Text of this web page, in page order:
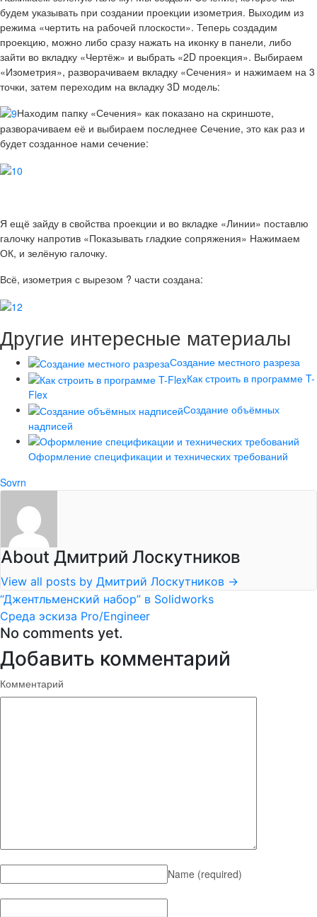
будем указывать при создании проекции изометрия. Выходим из
режима «чертить на рабочей плоскости». Теперь создадим
проекцию, можно либо сразу нажать на иконку в панели, либо
зайти во вкладку «Чертёж» и выбрать «2D проекция». Выбираем
«Изометрия», разворачиваем вкладку «Сечения» и нажимаем на 3
точки, затем переходим на вкладку 3D модель:
Находим папку «Сечения» как показано на скриншоте,
разворачиваем её и выбираем последнее Сечение, это как раз и
будет созданное нами сечение:
Я ещё зайду в свойства проекции и во вкладке «Линии» поставлю
галочку напротив «Показывать гладкие сопряжения» Нажимаем
ОК, и зелёную галочку.
Всё, изометрия с вырезом ? части создана:
Другие интересные материалы
Создание местного разреза
Как строить в программе T-
Flex
Создание объёмных
надписей
Оформление спецификации и технических требований
Sovrn
About Дмитрий Лоскутников
View all posts by Дмитрий Лоскутников →
“Джентльменский набор” в Solidworks
Среда эскиза Pro/Engineer
No comments yet.
Добавить комментарий
Комментарий
Name (required)